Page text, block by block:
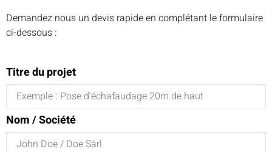
Demandez nous un devis rapide en complétant le formulaire
ci-dessous :
Titre du projet
Nom / Société